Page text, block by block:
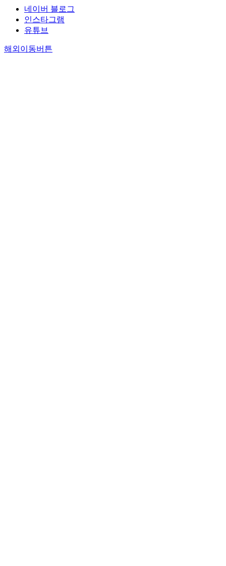
네이버 블로그
인스타그램
유튜브
해외이동버튼